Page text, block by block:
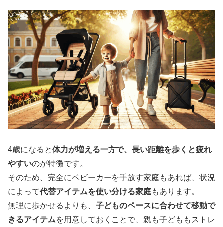
4歳になると体力が増える一方で、長い距離を歩くと疲れ
やすいのが特徴です。
そのため、完全にベビーカーを手放す家庭もあれば、状況
によって代替アイテムを使い分ける家庭もあります。
無理に歩かせるよりも、 子どものペースに合わせて移動で
きるアイテムを用意しておくことで、親も子どももストレ